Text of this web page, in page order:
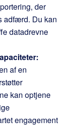
der
adfærd. Du kan
datadrevne
af en
kan optjene
engagement